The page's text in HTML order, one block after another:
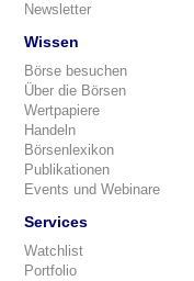
Newsletter
Wissen
Börse besuchen
Über die Börsen
Wertpapiere
Handeln
Börsenlexikon
Publikationen
Events und Webinare
Services
Watchlist
Portfolio